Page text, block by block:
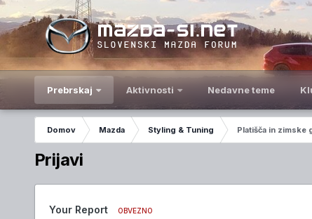
Prebrskaj Aktivnosti Nedavne teme
Domov Mazda Styling & Tuning
Platišča in zimske
Prijavi
Your Report OBVEZNO